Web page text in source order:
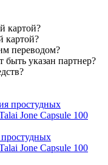
картой?
картой?
переводом?
указан партнер?
Jone Capsule 100